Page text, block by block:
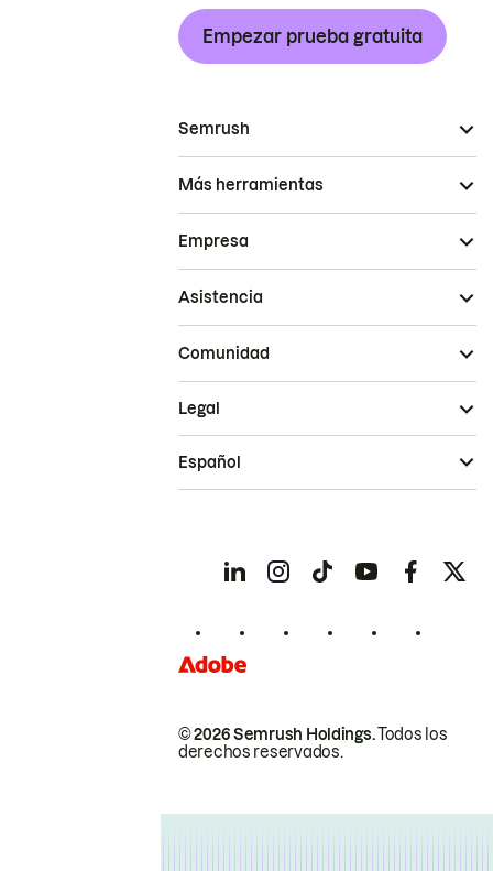
Empezar prueba gratuita
Semrush
Más herramientas
Empresa
Asistencia
Comunidad
© 2026 Semrush Holdings.Todos los
derechos reservados.
Legal
Español